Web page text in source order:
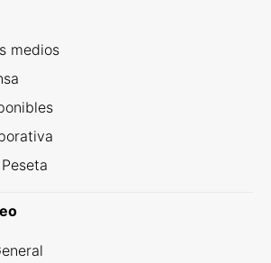
medios